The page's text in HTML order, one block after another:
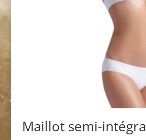
Maillot semi-